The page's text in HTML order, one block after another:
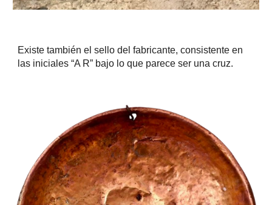
Existe también el sello del fabricante, consistente en
las iniciales “A R” bajo lo que parece ser una cruz.